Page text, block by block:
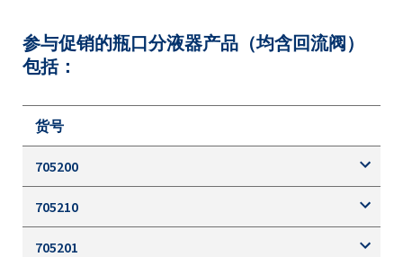
参与促销的瓶口分液器产品（均含回流阀）
包括：
货号
705200
705210
705201